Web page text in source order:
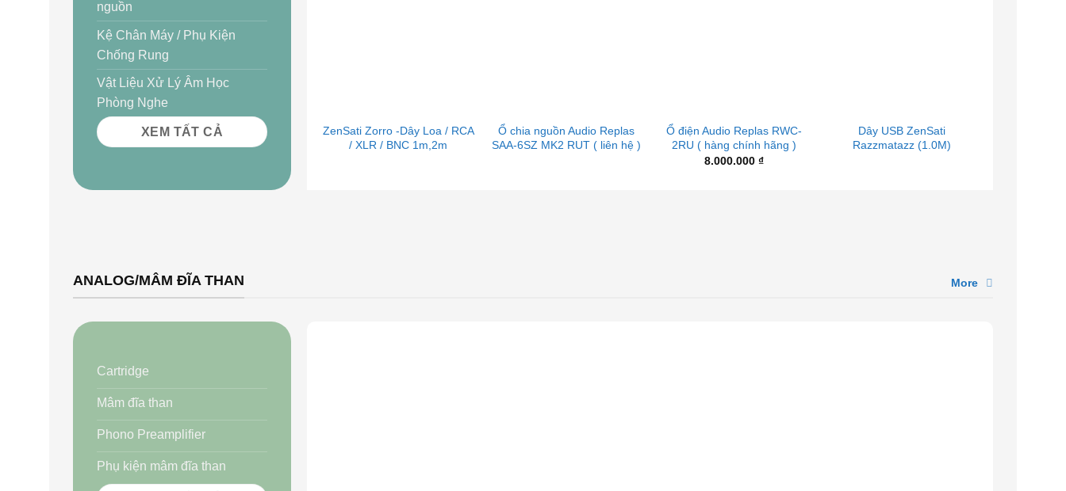
nguồn
Kệ Chân Máy / Phụ Kiện
Chống Rung
Vật Liệu Xử Lý Âm Học
Phòng Nghe
XEM TẤT CẢ
ZenSati Zorro -Dây Loa / RCA
/ XLR / BNC 1m,2m
Ổ chia nguồn Audio Replas
SAA-6SZ MK2 RUT ( liên hệ )
Ổ điện Audio Replas RWC-
2RU ( hàng chính hãng )
8.000.000 ₫
Dây USB ZenSati
Razzmatazz (1.0M)
ANALOG/MÂM ĐĨA THAN More
Cartridge
Mâm đĩa than
Phono Preamplifier
Phụ kiện mâm đĩa than